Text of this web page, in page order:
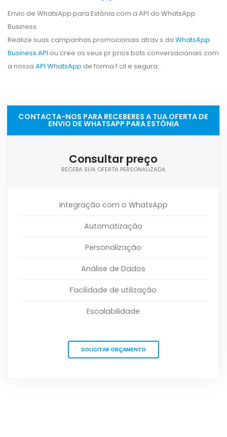
Envio de WhatsApp para Estônia com a API do WhatsApp
Business.
Realize suas campanhas promocionais atrav s da WhatsApp
Business API ou cree os seus pr prios bots conversacionais com
a nossa API WhatsApp de forma f cil e segura.
CONTACTA-NOS PARA RECEBERES A TUA OFERTA DE
ENVIO DE WHATSAPP PARA ESTÔNIA
Consultar preço
RECEBA SUA OFERTA PERSONALIZADA
Integração com o WhatsApp
Automatização
Personalização
Análise de Dados
Facilidade de utilização
Escalabilidade
SOLICITAR ORÇAMENTO